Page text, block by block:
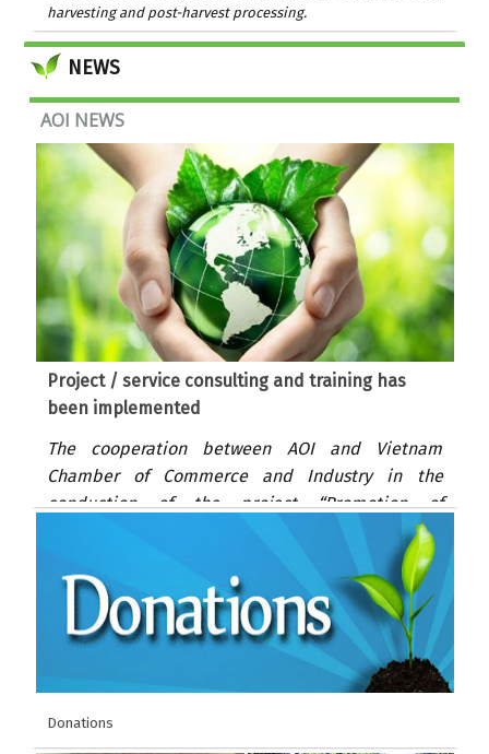
harvesting and post-harvest processing.
NEWS
AOI NEWS
Project / service consulting and training has
been implemented
The cooperation between AOI and Vietnam
Chamber of Commerce and Industry in the
conduction of the project “Promotion of
cooperation in private sector to develop
comprehensive inclusive business models (IB)
and responsible investment (IR) in the rice value
chain in Vietnam. (2019-2020)
Donations